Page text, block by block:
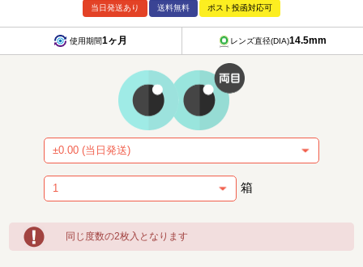
当日発送あり 送料無料 ポスト投函対応可
使用期間1ヶ月 レンズ直径(DIA)14.5mm
箱
同じ度数の2枚入となります